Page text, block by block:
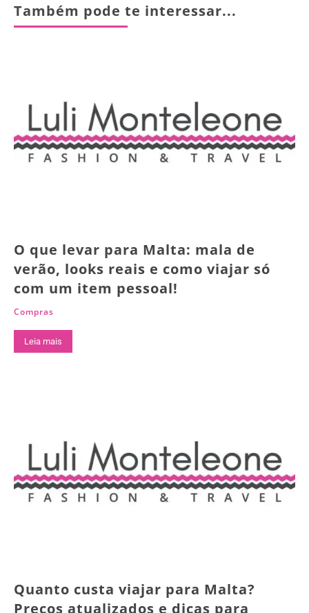
Também pode te interessar...
O que levar para Malta: mala de
verão, looks reais e como viajar só
com um item pessoal!
Compras
Leia mais
Quanto custa viajar para Malta?
Preços atualizados e dicas para